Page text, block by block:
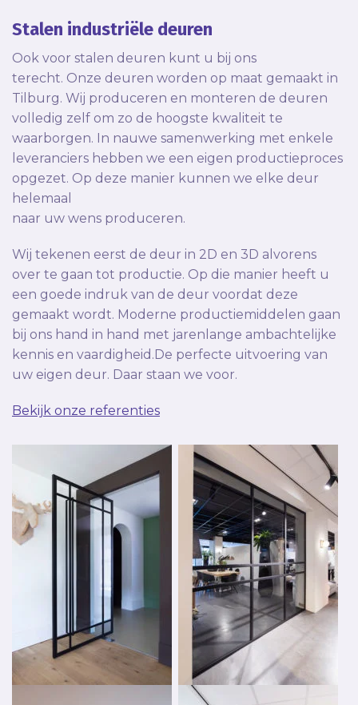
Stalen industriële deuren
Ook voor stalen deuren kunt u bij ons
terecht. Onze deuren worden op maat gemaakt in
Tilburg. Wij produceren en monteren de deuren
volledig zelf om zo de hoogste kwaliteit te
waarborgen. In nauwe samenwerking met enkele
leveranciers hebben we een eigen productieproces
opgezet. Op deze manier kunnen we elke deur
helemaal
naar uw wens produceren.
Wij tekenen eerst de deur in 2D en 3D alvorens
over te gaan tot productie. Op die manier heeft u
een goede indruk van de deur voordat deze
gemaakt wordt. Moderne productiemiddelen gaan
bij ons hand in hand met jarenlange ambachtelijke
kennis en vaardigheid.De perfecte uitvoering van
uw eigen deur. Daar staan we voor.
Bekijk onze referenties